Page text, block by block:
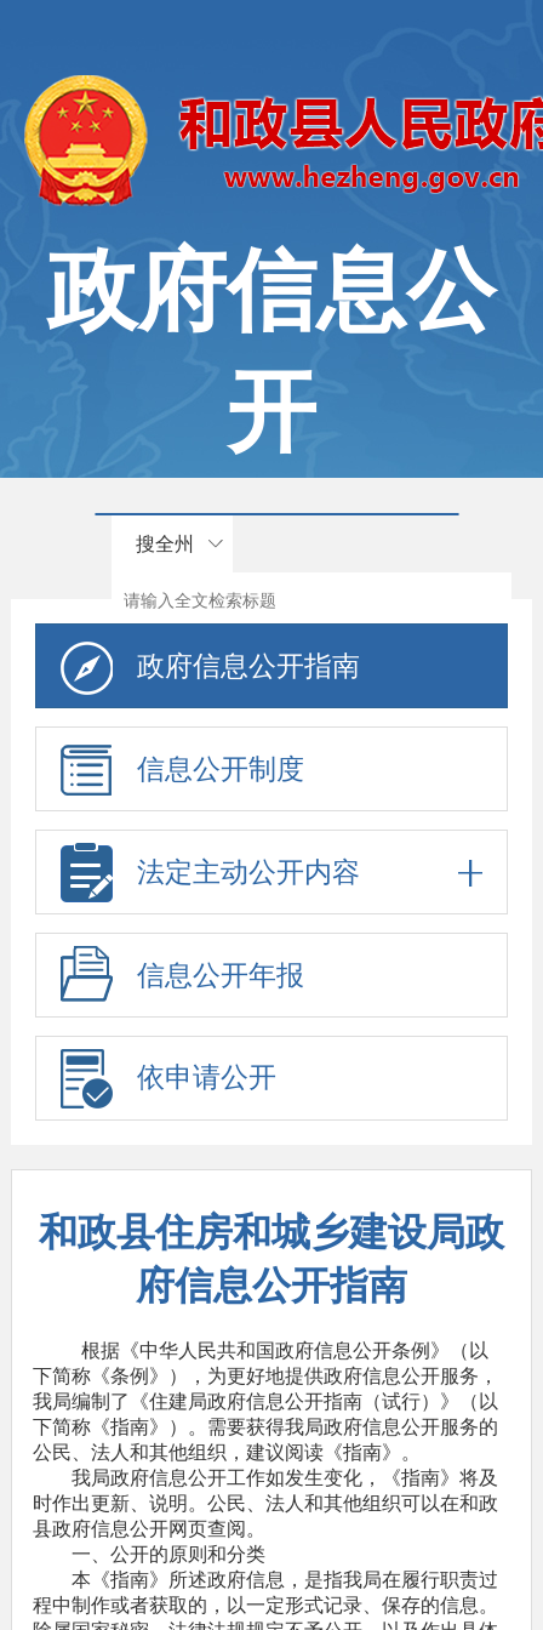
政府信息公
开
搜全州
政府信息公开指南
信息公开制度
法定主动公开内容
信息公开年报
依申请公开
和政县住房和城乡建设局政
府信息公开指南
根据《中华人民共和国政府信息公开条例》（以
下简称《条例》），为更好地提供政府信息公开服务，
我局编制了《住建局政府信息公开指南（试行）》（以
下简称《指南》）。需要获得我局政府信息公开服务的
公民、法人和其他组织，建议阅读《指南》。
我局政府信息公开工作如发生变化，《指南》将及
时作出更新、说明。公民、法人和其他组织可以在和政
县政府信息公开网页查阅。
一、公开的原则和分类
本《指南》所述政府信息，是指我局在履行职责过
程中制作或者获取的，以一定形式记录、保存的信息。